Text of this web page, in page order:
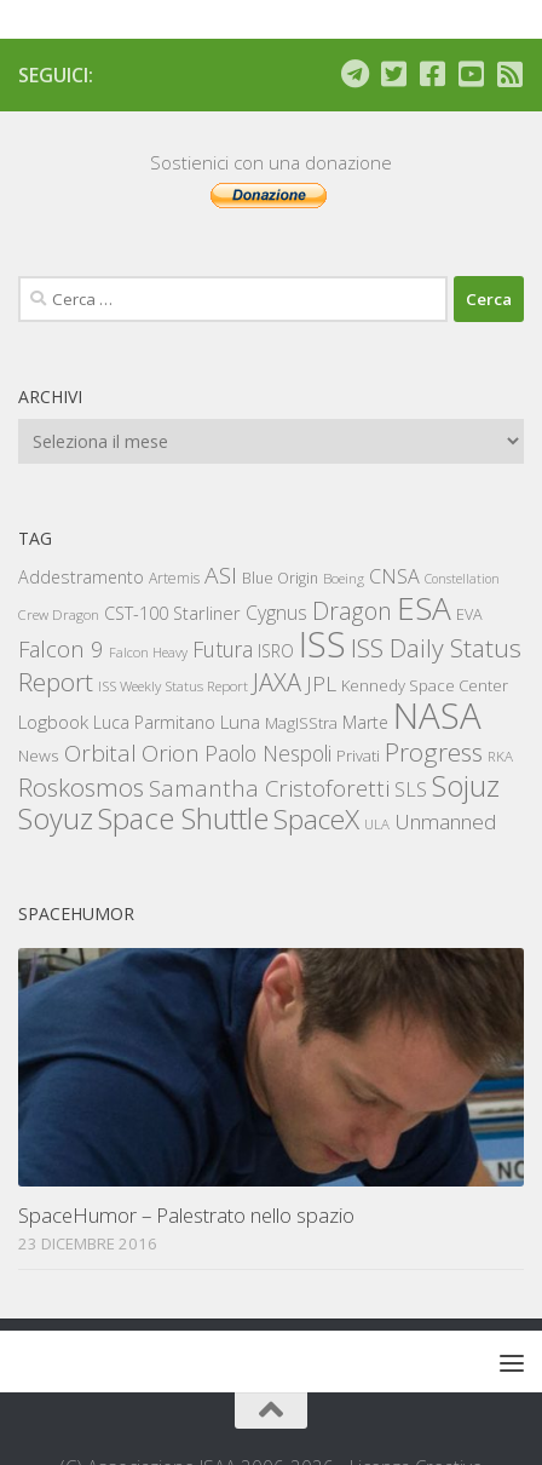
SEGUICI:
Sostienici con una donazione
Ricerca
per:
ARCHIVI
Archivi
TAG
Addestramento Artemis ASI Blue Origin Boeing CNSA Constellation
Crew Dragon CST-100 Starliner Cygnus Dragon ESA EVA
Falcon 9 Falcon Heavy Futura ISRO ISS ISS Daily Status
Report ISS Weekly Status Report JAXA JPL Kennedy Space Center
Logbook Luca Parmitano Luna MagISStra Marte NASA
News Orbital Orion Paolo Nespoli Privati Progress RKA
Roskosmos Samantha Cristoforetti SLS Sojuz
SoyuzSpace ShuttleSpaceX ULA Unmanned
SPACEHUMOR
SpaceHumor – Palestrato nello spazio
23 DICEMBRE 2016